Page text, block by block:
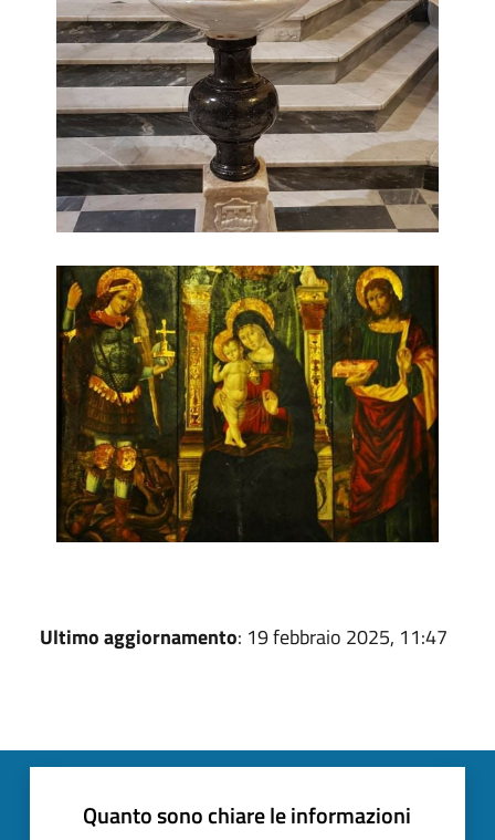
Chiesa di San Michele Arcangelo
Ultimo aggiornamento: 19 febbraio 2025, 11:47
Quanto sono chiare le informazioni